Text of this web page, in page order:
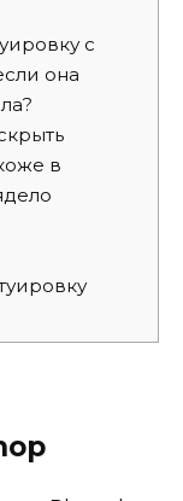
с
она
в